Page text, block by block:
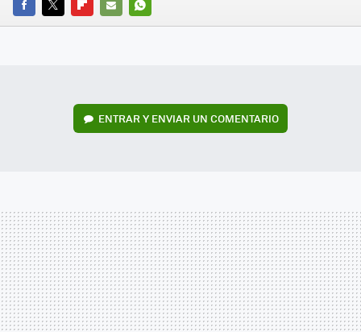
FACEBOOK
TWITTERFLIPBOARD
E-
WHATSAPP
ENTRAR Y ENVIAR UN COMENTARIO